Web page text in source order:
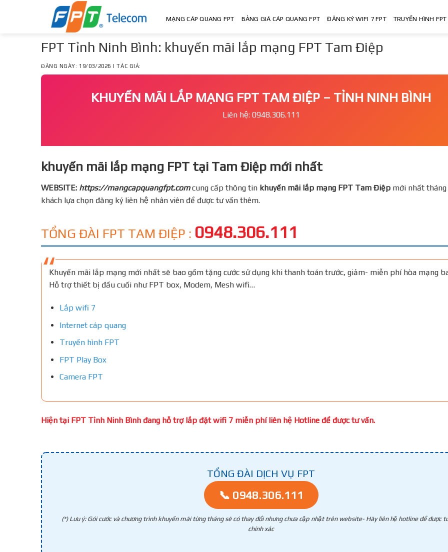
MẠNG CÁP QUANG FPT BẢNG GIÁ CÁP QUANG FPT ĐĂNG KÝ WIFI 7 FPT TRUYỀN HÌNH FPT
FPT Tỉnh Ninh Bình: khuyến mãi lắp mạng FPT Tam Điệp
ĐĂNG NGÀY: 19/03/2026 | TÁC GIẢ:
KHUYẾN MÃI LẮP MẠNG FPT TAM ĐIỆP – TỈNH NINH BÌNH
Liên hệ: 0948.306.111
khuyến mãi lắp mạng FPT tại Tam Điệp mới nhất
WEBSITE: https://mangcapquangfpt.comcung cấp thông tin khuyến mãi lắp mạng FPT Tam Điệp mới nhất tháng
khách lựa chọn đăng ký liên hệ nhân viên để được tư vấn thêm.
TỔNG ĐÀI FPT TAM ĐIỆP : 0948.306.111
Khuyến mãi lắp mạng mới nhất sẽ bao gồm tặng cước sử dụng khi thanh toán trước, giảm- miễn phí hòa mạng
Hỗ trợ thiết bị đầu cuối như FPT box, Modem, Mesh wifi…
Lắp wifi 7
Internet cáp quang
Truyền hình FPT
FPT Play Box
Camera FPT
Hiện tại FPT Tỉnh Ninh Bình đang hỗ trợ lắp đặt wifi 7 miễn phí liên hệ Hotline để được tư vấn.
TỔNG ĐÀI DỊCH VỤ FPT
📞 0948.306.111
(*) Lưu ý: Gói cước và chương trình khuyến mãi từng tháng sẽ có thay đổi nhưng chưa cập nhật trên website- Hãy liên hệ hotline để được
chính xác